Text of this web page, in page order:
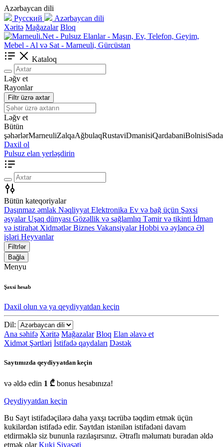
Azərbaycan dili
Русский
Azərbaycan dili
Xəritə Mağazalar Bloq
Kataloq
Ləğv et
Rayonlar
Filtr üzrə axtar
Ləğv et
Bütün
şəhərlərMarneuliZalqaAğbulaqRustaviDmanisiQardabaniBolnisi
Daxil ol
Pulsuz elan yerləşdirin
Bütün kateqoriyalar
Daşınmaz əmlak Nəqliyyat Elektronika Ev və bağ üçün Şəxsi
əşyalar Uşaq dünyası Gözəllik və sağlamlıq Təmir və tikinti İdman
və istirahət Xidmətlər Biznes Vakansiyalar Hobbi və əyləncə Əl
işləri Heyvanlar
Filtrlər
Bağla
Menyu
Şəxsi hesab
Daxil olun və ya qeydiyyatdan keçin
Dil:
Ana səhifə Xəritə Mağazalar Bloq Elan əlavə et
Xidmət Şərtləri İstifadə qaydaları Dəstək
Saytımızda qeydiyyatdan keçin
və əldə edin 1 ₾ bonus hesabınıza!
Qeydiyyatdan keçin
Bu Sayt istifadəçilərə daha yaxşı təcrübə təqdim etmək üçün
kukilərdən istifadə edir. Saytdan istənilən istifadəni davam
etdirməklə siz bununla razılaşırsınız. Ətraflı məlumatı buradan əldə
etmək olarKuki Siyasəti